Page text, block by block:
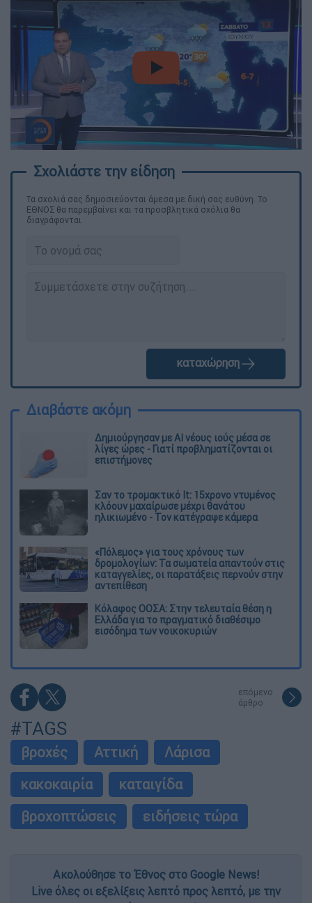
video
Τα σχολιά σας δημοσιεύονται άμεσα με δική σας ευθύνη. Το
ΕΘΝΟΣ θα παρεμβαίνει και τα προσβλητικά σχόλια θα
διαγράφονται
καταχώρηση
Διαβάστε ακόμη
Δημιούργησαν με AI νέους ιούς μέσα σε
λίγες ώρες - Γιατί προβληματίζονται οι
επιστήμονες
Σαν το τρομακτικό It: 15χρονο ντυμένος
κλόουν μαχαίρωσε μέχρι θανάτου
ηλικιωμένο - Τον κατέγραψε κάμερα
«Πόλεμος» για τους χρόνους των
δρομολογίων: Τα σωματεία απαντούν στις
καταγγελίες, οι παρατάξεις περνούν στην
αντεπίθεση
Κόλαφος ΟΟΣΑ: Στην τελευταία θέση η
Ελλάδα για το πραγματικό διαθέσιμο
εισόδημα των νοικοκυριών
επόμενο
άρθρο
#TAGS
βροχές Αττική
Λάρισα
κακοκαιρία
καταιγίδα
βροχοπτώσεις
ειδήσεις τώρα
Ακολούθησε το Έθνος στο Google News!
Live όλες οι εξελίξεις λεπτό προς λεπτό, με την